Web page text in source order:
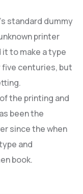
standard dummy
printer
to make a type
five centuries, but
the printing and
been the
since the when
and
book.